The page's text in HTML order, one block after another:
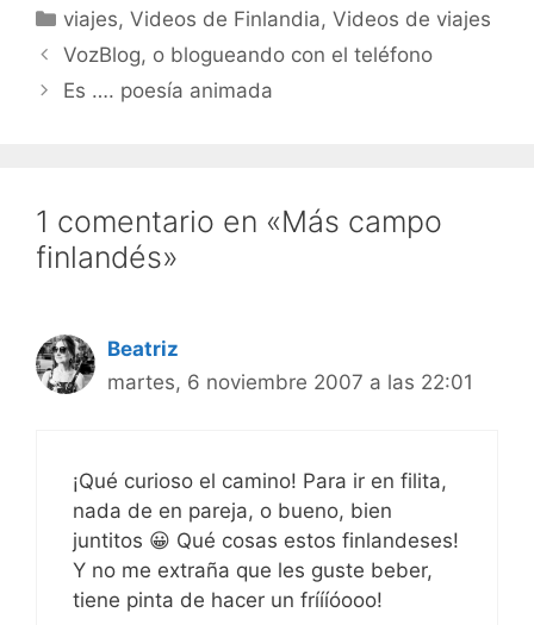
viajes. Suscribiros a los
feeds RSS: Suscríbete a
hombrelobo Para iPods…
Categorías
viajes,Videos de Finlandia,Videos de viajes
VozBlog, o blogueando con el teléfono
Es …. poesía animada
1 comentario en «Más campo
finlandés»
Beatriz
martes, 6 noviembre 2007 a las 22:01
¡Qué curioso el camino! Para ir en filita,
nada de en pareja, o bueno, bien
juntitos 😀 Qué cosas estos finlandeses!
Y no me extraña que les guste beber,
tiene pinta de hacer un fríííóooo!